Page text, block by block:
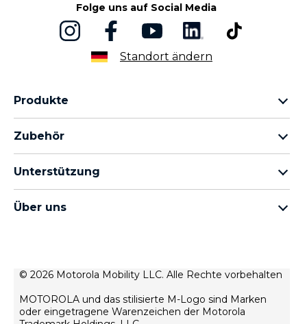
Folge uns auf Social Media
Standort ändern
Produkte
moto g Familie
thinkphone by motorola
Zubehör
moto tag
Unterstützung
Meine Bestellungen
Reparaturstatus
Wiederherstellung und Smart-Assistent
motorola impressum
Über uns
Verkaufsbedingungen
Datenschutz
© 2026 Motorola Mobility LLC. Alle Rechte vorbehalten
MOTOROLA und das stilisierte M-Logo sind Marken
oder eingetragene Warenzeichen der Motorola